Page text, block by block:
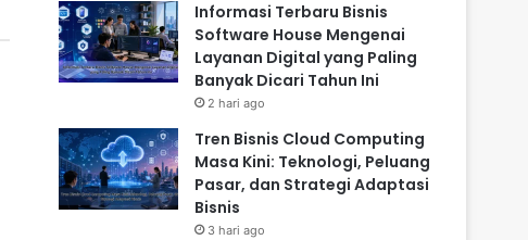
Informasi Terbaru Bisnis
Software House Mengenai
Layanan Digital yang Paling
Banyak Dicari Tahun Ini
2 hari ago
Tren Bisnis Cloud Computing
Masa Kini: Teknologi, Peluang
Pasar, dan Strategi Adaptasi
Bisnis
3 hari ago